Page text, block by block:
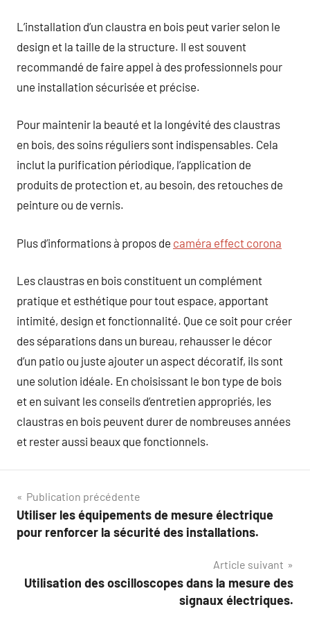
L’installation d’un claustra en bois peut varier selon le
design et la taille de la structure. Il est souvent
recommandé de faire appel à des professionnels pour
une installation sécurisée et précise.
Pour maintenir la beauté et la longévité des claustras
en bois, des soins réguliers sont indispensables. Cela
inclut la purification périodique, l’application de
produits de protection et, au besoin, des retouches de
peinture ou de vernis.
Plus d’informations à propos de caméra effect corona
Les claustras en bois constituent un complément
pratique et esthétique pour tout espace, apportant
intimité, design et fonctionnalité. Que ce soit pour créer
des séparations dans un bureau, rehausser le décor
d’un patio ou juste ajouter un aspect décoratif, ils sont
une solution idéale. En choisissant le bon type de bois
et en suivant les conseils d’entretien appropriés, les
claustras en bois peuvent durer de nombreuses années
et rester aussi beaux que fonctionnels.
Navigation
de
Publication précédente
Utiliser les équipements de mesure électrique
pour renforcer la sécurité des installations.
Article suivant
Utilisation des oscilloscopes dans la mesure des
signaux électriques.